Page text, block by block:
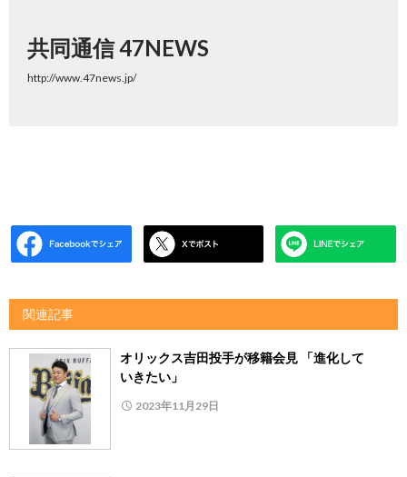
共同通信 47NEWS
http://www.47news.jp/
関連記事
オリックス吉田投手が移籍会見 「進化して
いきたい」
2023年11月29日